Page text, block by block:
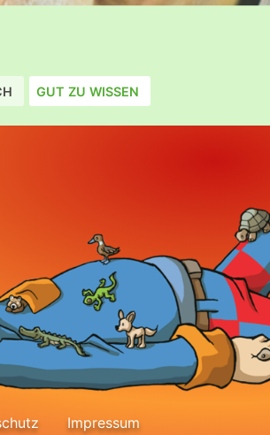
GUT ZU WISSEN
Impressum